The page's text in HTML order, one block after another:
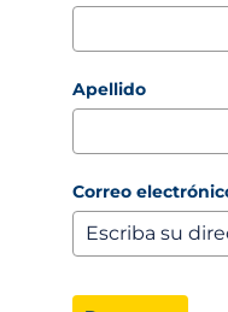
Apellido
Correo